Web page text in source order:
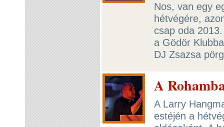
Nos, van egy
hétvégére,
csap oda
a Gödör
DJ Zsazsa
A
A Larry
estéjén a